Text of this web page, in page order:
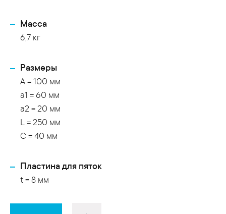
Масса
6,7 кг
Размеры
A = 100 мм
a1 = 60 мм
a2 = 20 мм
L = 250 мм
C = 40 мм
Пластина для пяток
t = 8 мм